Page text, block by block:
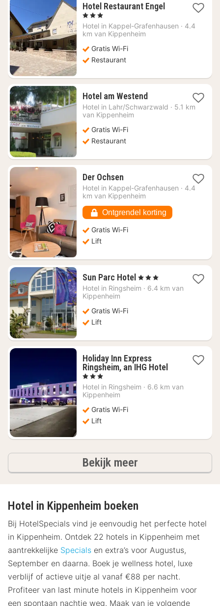
Hotel Restaurant Engel1
vanaf
, 3 Sterren
Hotel in Kappel-Grafenhausen · 4.4
km van Kippenheim
Gratis Wi-Fi
Restaurant
Hotel am Westend1
nacht
Hotel in Lahr/Schwarzwald · 5.1 km
van Kippenheim
Gratis Wi-Fi
Restaurant
Der Ochsen1
nacht
vanaf
124,10
Hotel in Kappel-Grafenhausen · 4.4
km van Kippenheim
Ontgrendel korting
Gratis Wi-Fi
Lift
Sun Parc Hotel 1
nacht
, 3 Sterren
Hotel in Ringsheim · 6.4 km van
Kippenheim
Gratis Wi-Fi
Lift
Holiday Inn Express
Ringsheim, an IHG Hotel1
vanaf
, 3 Sterren
Hotel in Ringsheim · 6.6 km van
Kippenheim
Gratis Wi-Fi
Lift
Bekijk meerhotels
Hotel in Kippenheim boeken
Bij HotelSpecials vind je eenvoudig het perfecte hotel
in Kippenheim. Ontdek 22 hotels in Kippenheim met
aantrekkelijke Specials en extra’s voor Augustus,
September en daarna. Boek je wellness hotel, luxe
verblijf of actieve uitje al vanaf €88 per nacht.
Profiteer van last minute hotels in Kippenheim voor
een spontaan nachtje weg. Maak van je volgende